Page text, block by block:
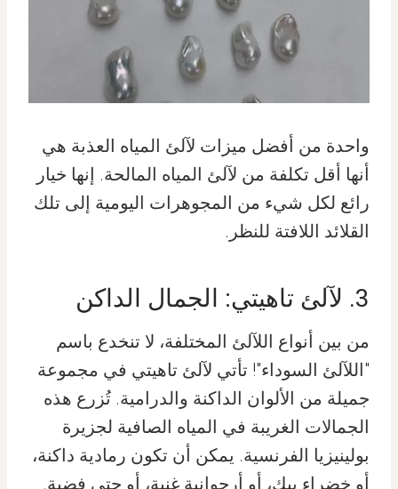
واحدة من أفضل ميزات لآلئ المياه العذبة هي
أنها أقل تكلفة من لآلئ المياه المالحة. إنها خيار
رائع لكل شيء من المجوهرات اليومية إلى تلك
القلائد اللافتة للنظر.
3. لآلئ تاهيتي: الجمال الداكن
من بين أنواع اللآلئ المختلفة، لا تنخدع باسم
"اللآلئ السوداء"! تأتي لآلئ تاهيتي في مجموعة
جميلة من الألوان الداكنة والدرامية. تُزرع هذه
الجمالات الغريبة في المياه الصافية لجزيرة
بولينيزيا الفرنسية. يمكن أن تكون رمادية داكنة،
أو خضراء ببك، أو أرجوانية غنية، أو حتى فضية.